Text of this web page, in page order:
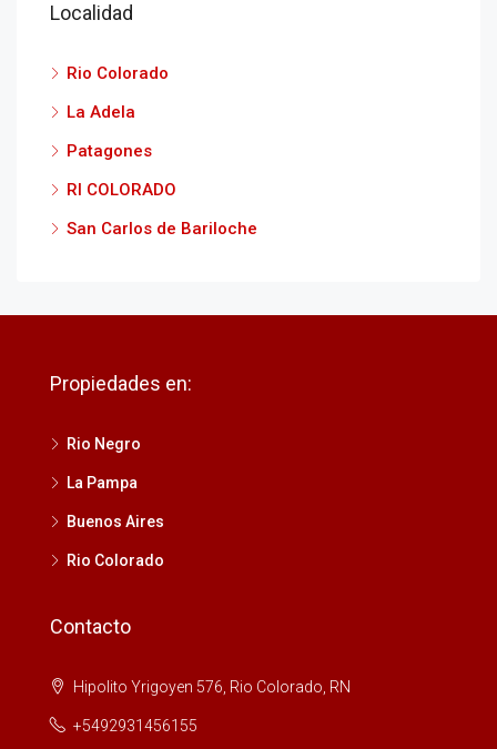
Localidad
Rio Colorado
La Adela
Patagones
RI COLORADO
San Carlos de Bariloche
Propiedades en:
Rio Negro
La Pampa
Buenos Aires
Rio Colorado
Contacto
Hipolito Yrigoyen 576, Rio Colorado, RN
+5492931456155